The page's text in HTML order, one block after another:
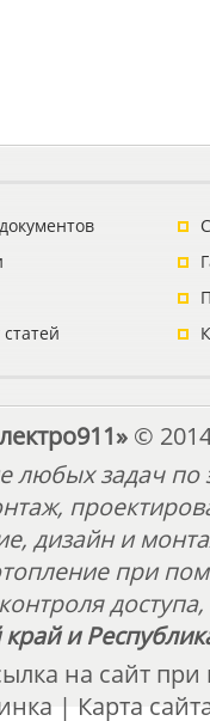
©
любых задач по
дизайн и
при
и
на сайт
| Карта